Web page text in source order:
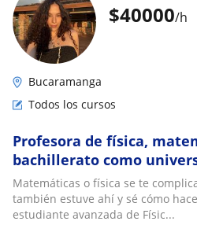
$40000/h
Bucaramanga
Todos los cursos
Profesora de física,
bachillerato como
activo
Matemáticas o física se te
también estuve ahí y sé cómo
estudiante avanzada de Físic...